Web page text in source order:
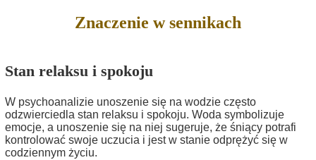
Znaczenie w sennikach
Stan relaksu i spokoju
W psychoanalizie unoszenie się na wodzie często
odzwierciedla stan relaksu i spokoju. Woda symbolizuje
emocje, a unoszenie się na niej sugeruje, że śniący potrafi
kontrolować swoje uczucia i jest w stanie odprężyć się w
codziennym życiu.